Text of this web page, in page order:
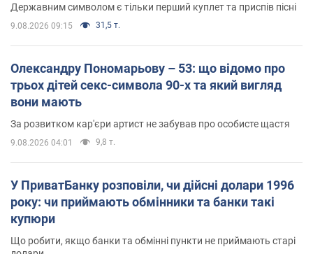
Державним символом є тільки перший куплет та приспів пісні
9.08.2026 09:15 31,5 т.
Олександру Пономарьову – 53: що відомо про
трьох дітей секс-символа 90-х та який вигляд
вони мають
За розвитком кар'єри артист не забував про особисте щастя
9.08.2026 04:01 9,8 т.
У ПриватБанку розповіли, чи дійсні долари 1996
року: чи приймають обмінники та банки такі
купюри
Що робити, якщо банки та обмінні пункти не приймають старі